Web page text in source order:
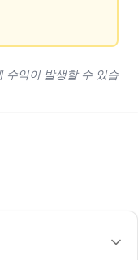
수익이 발생할 수 있습